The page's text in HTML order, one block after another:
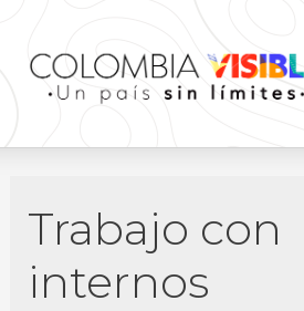
Trabajo con
internos